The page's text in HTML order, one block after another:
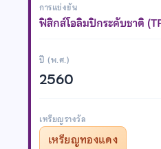
การแข่งขัน
ฟิสิกส์โอลิมปิกระดับชาติ
ปี (พ.ศ.)
2560
เหรียญรางวัล
เหรียญทองแดง